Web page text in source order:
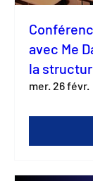
avec Me
la
mer. 26 févr.